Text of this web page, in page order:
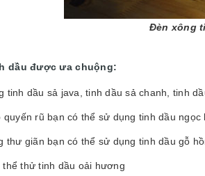
Đèn xông
dầu được ưa chuộng:
tinh dầu sả java, tinh dầu sả chanh, tinh
rũ bạn có thể sử dụng tinh dầu
thư giãn bạn có thể sử dụng tinh dầu gỗ
thử tinh dầu oải hương